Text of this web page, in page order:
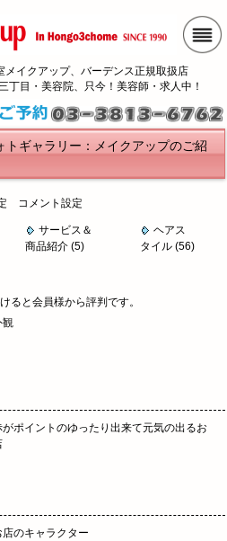
メイクアップ、バーデンス正規取扱店
丁目・美容院、只今！美容師・求人中！
トギャラリー：メイクアップのご紹
コメント設定
サービス＆
商品紹介 (5)
ヘアス
タイル (56)
ると会員様から評判です。
観
がポイントのゆったり出来て元気の出るお
店のキャラクター